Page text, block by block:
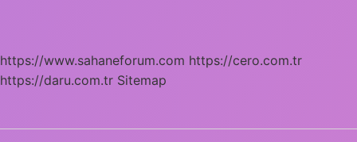
https://www.sahaneforum.com https://cero.com.tr
https://daru.com.tr Sitemap